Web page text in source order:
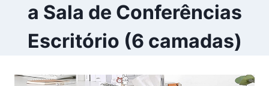
a Sala de Conferências
Escritório (6 camadas)